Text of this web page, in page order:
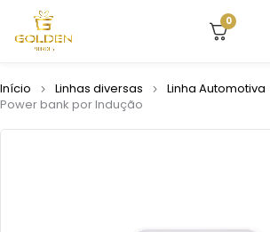
0
Início Linhas diversas Linha Automotiva
Power bank por Indução